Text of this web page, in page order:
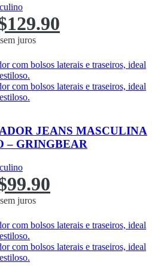
Este
produto
possui
múltiplas
As
opções
podem
ser
escolhidas
página
do
produto
129.90
atual
é:
sem juros
JEANS MASCULINA
– GRINGBEAR
Este
produto
possui
múltiplas
As
opções
podem
ser
escolhidas
99.90
atual
é:
sem juros